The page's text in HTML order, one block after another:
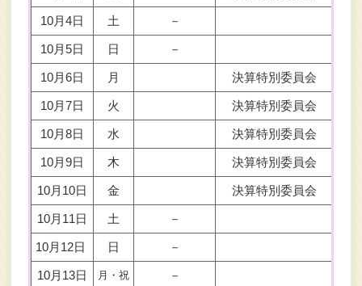
10月4日 土 －
10月5日 日 －
10月6日 月 決算特別委員会
10月7日 火 決算特別委員会
10月8日 水 決算特別委員会
10月9日 木 決算特別委員会
10月10日 金 決算特別委員会
10月11日 土 －
10月12日 日 －
10月13日 月・祝 －